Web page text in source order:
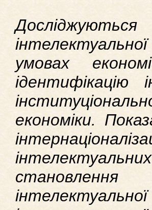
умовах
ідентифікацію
економіки.